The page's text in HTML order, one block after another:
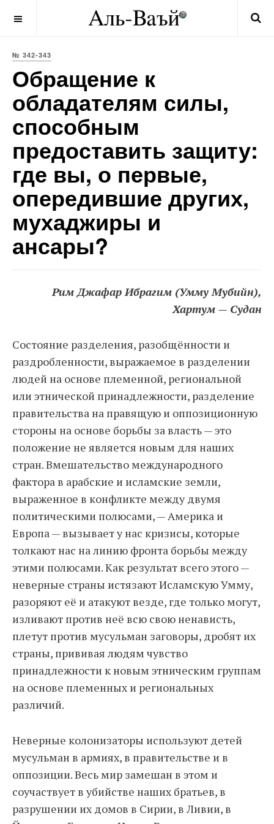
№ 342-343
Обращение к
обладателям силы,
способным
предоставить защиту:
где вы, о первые,
опередившие других,
мухаджиры и
ансары?
Рим Джафар Ибрагим (Умму Мубийн),
Хартум — Судан
Состояние разделения, разобщённости и
раздробленности, выражаемое в разделении
людей на основе племенной, региональной
или этнической принадлежности, разделение
правительства на правящую и оппозиционную
стороны на основе борьбы за власть — это
положение не является новым для наших
стран. Вмешательство международного
фактора в арабские и исламские земли,
выраженное в конфликте между двумя
политическими полюсами, — Америка и
Европа — вызывает у нас кризисы, которые
толкают нас на линию фронта борьбы между
этими полюсами. Как результат всего этого —
неверные страны истязают Исламскую Умму,
разоряют её и атакуют везде, где только могут,
изливают против неё всю свою ненависть,
плетут против мусульман заговоры, дробят их
страны, прививая людям чувство
принадлежности к новым этническим группам
на основе племенных и региональных
различий.
Неверные колонизаторы используют детей
мусульман в армиях, в правительстве и в
оппозиции. Весь мир замешан в этом и
соучаствует в убийстве наших братьев, в
разрушении их домов в Сирии, в Ливии, в